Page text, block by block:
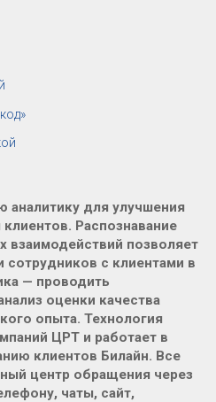
аналитику для улучшения
Распознавание
взаимодействий позволяет
сотрудников с клиентами в
— проводить
оценки качества
опыта. Технология
ЦРТ и работает в
клиентов Билайн. Все
центр обращения через
чаты, сайт,